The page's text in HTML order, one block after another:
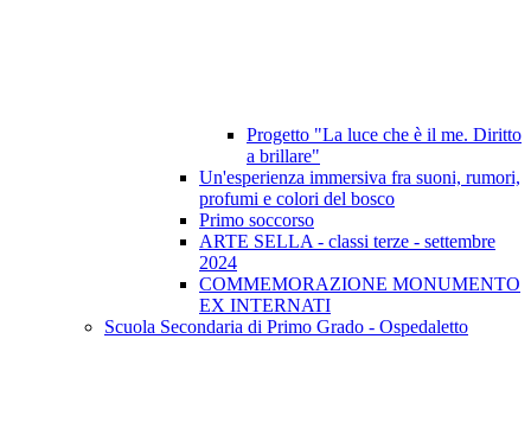
Progetto "La luce che è il me. Diritto
a brillare"
Un'esperienza immersiva fra suoni, rumori,
profumi e colori del bosco
Primo soccorso
ARTE SELLA - classi terze - settembre
2024
COMMEMORAZIONE MONUMENTO
EX INTERNATI
Scuola Secondaria di Primo Grado - Ospedaletto